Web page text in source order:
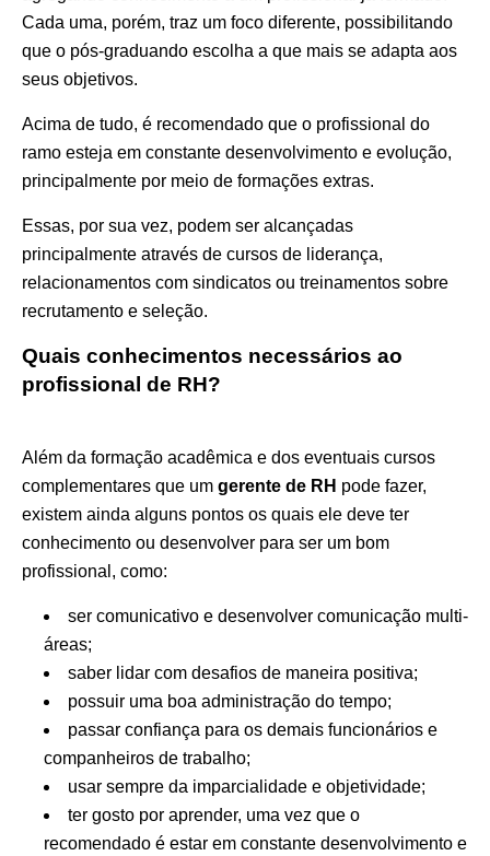
Cada uma, porém, traz um foco diferente, possibilitando
que o pós-graduando escolha a que mais se adapta aos
seus objetivos.
Acima de tudo, é recomendado que o profissional do
ramo esteja em constante desenvolvimento e evolução,
principalmente por meio de formações extras.
Essas, por sua vez, podem ser alcançadas
principalmente através de cursos de liderança,
relacionamentos com sindicatos ou treinamentos sobre
recrutamento e seleção.
Quais conhecimentos necessários ao
profissional de RH?
Além da formação acadêmica e dos eventuais cursos
complementares que um gerente de RH pode fazer,
existem ainda alguns pontos os quais ele deve ter
conhecimento ou desenvolver para ser um bom
profissional, como:
ser comunicativo e desenvolver comunicação multi-
áreas;
saber lidar com desafios de maneira positiva;
possuir uma boa administração do tempo;
passar confiança para os demais funcionários e
companheiros de trabalho;
usar sempre da imparcialidade e objetividade;
ter gosto por aprender, uma vez que o
recomendado é estar em constante desenvolvimento e